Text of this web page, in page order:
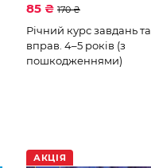
85 ₴ 170 ₴
Річний курс завдань та
вправ. 4–5 років (з
пошкодженнями)
АКЦІЯ